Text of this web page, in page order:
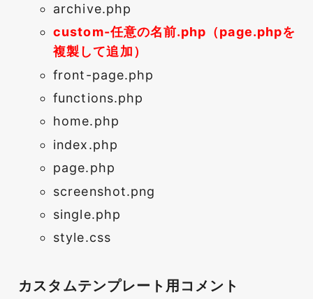
archive.php
custom-任意の名前.php（page.phpを
複製して追加）
front-page.php
functions.php
home.php
index.php
page.php
screenshot.png
single.php
style.css
カスタムテンプレート用コメント